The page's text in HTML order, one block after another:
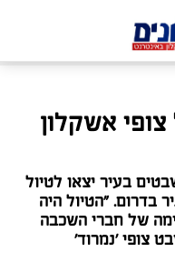
אשקלון
השבטים בעיר יצאו לטיול
בדרום. "הטיול היה
של חברי השכבה
צופי 'נמרוד'